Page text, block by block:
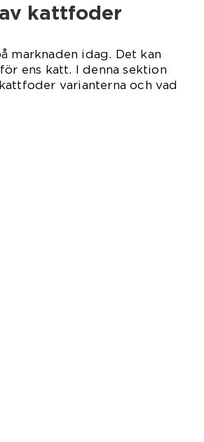
kattfoder
marknaden idag. Det kan
ens katt. I denna sektion
varianterna och vad